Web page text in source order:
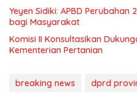
Yeyen Sidiki: APBD
bagi Masyarakat
Komisi II Konsultasikan
Kementerian Pertanian
breaking news dprd